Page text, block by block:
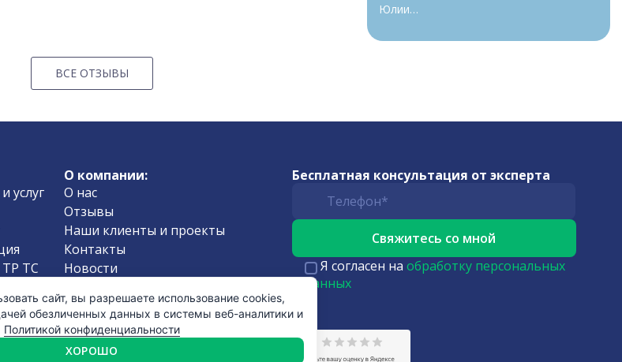
Юлии…
ВСЕ ОТЗЫВЫ
услуг
ТР ТС
О компании:
О нас
Отзывы
Наши клиенты и проекты
Контакты
Новости
Проверка документов
Политика конфиденциальности
Карта сайта
Бесплатная консультация от эксперта
Я согласен на обработку персональных
данных
сайт, вы разрешаете использование cookies,
обезличенных данных в системы веб-аналитики и
Политикой конфиденциальности
ХОРОШО